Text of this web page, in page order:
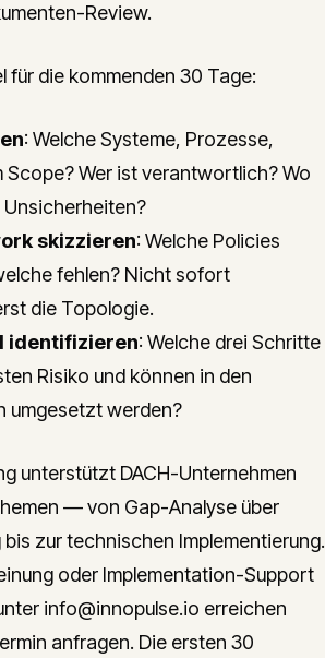
Review.
für die kommenden 30 Tage:
: Welche Systeme, Prozesse,
Scope? Wer ist verantwortlich? Wo
skizzieren: Welche Policies
fehlen? Nicht sofort
die Topologie.
identifizieren: Welche drei Schritte
Risiko und können in den
umgesetzt werden?
unterstützt DACH-Unternehmen
— von Gap-Analyse über
zur technischen Implementierung.
oder Implementation-Support
info@innopulse.io erreichen
anfragen. Die ersten 30